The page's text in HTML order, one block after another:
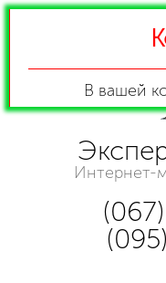
Интернет-
В вашей